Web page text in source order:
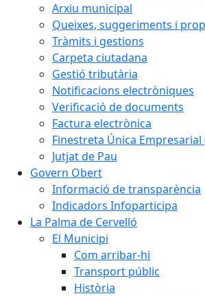
Arxiu municipal
Queixes, suggeriments i
Tràmits i gestions
Carpeta ciutadana
Gestió tributària
Notificacions electròniques
Verificació de documents
Factura electrònica
Finestreta Única Empresarial
Jutjat de Pau
Govern Obert
Informació de transparència
Indicadors Infoparticipa
La Palma de Cervelló
El Municipi
Com arribar-hi
Transport públic
Història